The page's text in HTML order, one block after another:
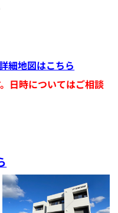
細地図はこちら
日時についてはご相談